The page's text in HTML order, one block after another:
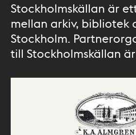
Stockholmskällan är
mellan arkiv, bibliotek
Stockholm.
till Stockholmskällan